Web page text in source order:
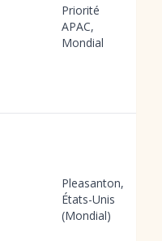
Priorité
APAC,
Mondial
Pleasanton,
États-Unis
(Mondial)